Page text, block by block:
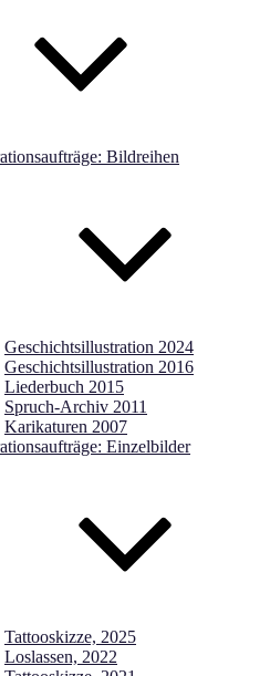
Bildreihen
Geschichtsillustration 2024
Geschichtsillustration 2016
Liederbuch 2015
Spruch-Archiv 2011
Karikaturen 2007
Einzelbilder
Tattooskizze, 2025
Loslassen, 2022